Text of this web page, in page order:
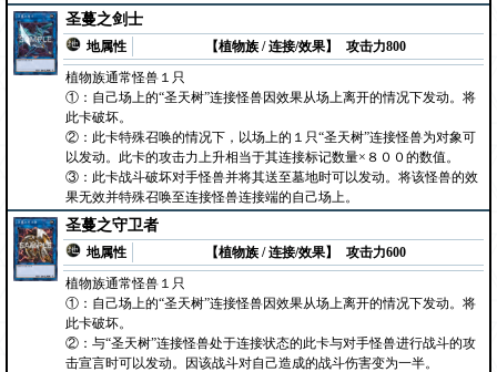
圣蔓之剑士
地属性 【植物族 / 连接/效果】
攻击力800
植物族通常怪兽１只
①：自己场上的“圣天树”连接怪兽因效果从场上离开的情况下发动。将
此卡破坏。
②：此卡特殊召唤的情况下，以场上的１只“圣天树”连接怪兽为对象可
以发动。此卡的攻击力上升相当于其连接标记数量×８００的数值。
③：此卡战斗破坏对手怪兽并将其送至墓地时可以发动。将该怪兽的效
果无效并特殊召唤至连接怪兽连接端的自己场上。
圣蔓之守卫者
地属性 【植物族 / 连接/效果】
攻击力600
植物族通常怪兽１只
①：自己场上的“圣天树”连接怪兽因效果从场上离开的情况下发动。将
此卡破坏。
②：与“圣天树”连接怪兽处于连接状态的此卡与对手怪兽进行战斗的攻
击宣言时可以发动。因该战斗对自己造成的战斗伤害变为一半。